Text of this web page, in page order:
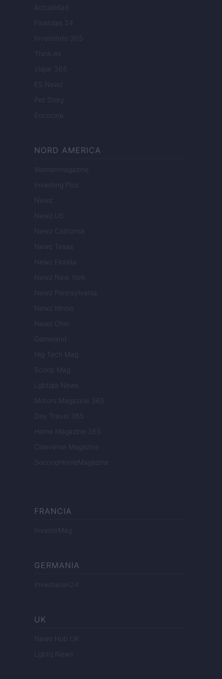
Actualidad
Finanzas 24
Investindo 365
Think.es
Viajar 365
ES Newz
Pet Story
Encocina
NORD AMERICA
Womanmagazine
Investing Plus
Newz
Newz US
Newz California
Newz Texas
Newz Florida
Newz New York
Newz Pennsylvania
Newz Illinois
Newz Ohio
Gameland
Hig Tech Mag
Scoop Mag
Lgbtqia News
Motors Magazine 365
Day Travel 365
Home Magazine 365
Cineverse Magazine
SecondHomeMagazine
FRANCIA
InvestirMag
GERMANIA
Investieren24
UK
News Hub UK
Lgbtq News